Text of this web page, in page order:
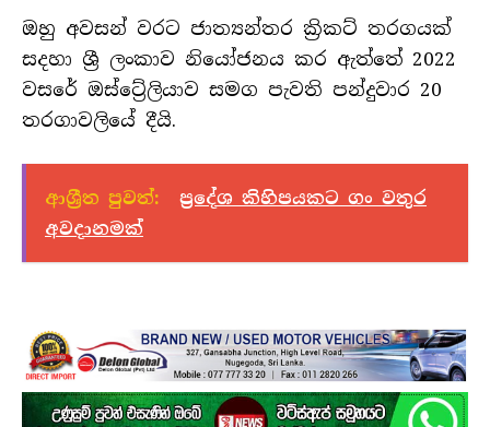
ඔහු අවසන් වරට ජාත්‍යන්තර ක්‍රිකට් තරගයක්
සදහා ශ්‍රී ලංකාව නියෝජනය කර ඇත්තේ 2022
වසරේ ඔස්ට්‍රේලියාව සමග පැවති පන්දුවාර 20
තරගාවලියේ දීයි.
ආශ්‍රීත පුවත්:
ප්‍රදේශ කිහිපයකට ගං වතුර
අවදානමක්